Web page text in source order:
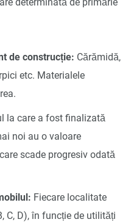
de construcție: Cărămidă,
etc. Materialele
la care a fost finalizată
noi au o valoare
scade progresiv odată
Fiecare localitate
C, D), în funcție de utilități